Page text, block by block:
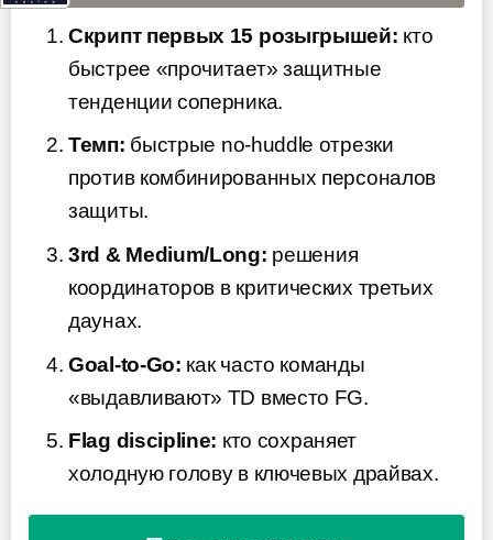
Скрипт первых 15 розыгрышей: кто
быстрее «прочитает» защитные
тенденции соперника.
Темп: быстрые no-huddle отрезки
против комбинированных персоналов
защиты.
3rd & Medium/Long: решения
координаторов в критических третьих
даунах.
Goal-to-Go: как часто команды
«выдавливают» TD вместо FG.
Flag discipline: кто сохраняет
холодную голову в ключевых драйвах.